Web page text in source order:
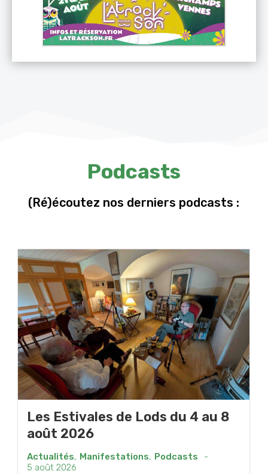
Podcasts
(Ré)écoutez nos derniers podcasts :
Les Estivales de Lods du 4 au 8
août 2026
Actualités, Manifestations, Podcasts
-
5 août 2026